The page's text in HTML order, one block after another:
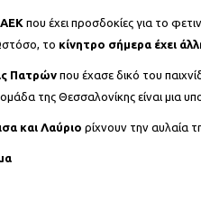
ΑΕΚ που έχει προσδοκίες για το
το κίνητρο σήμερα έχει
Πατρών που έχασε δικό του
της Θεσσαλονίκης είναι μια
και Λαύριο ρίχνουν την αυλαία